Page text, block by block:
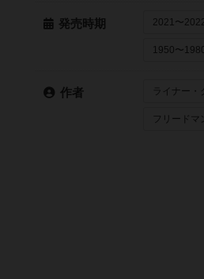
発売時期 2021〜
1950〜
作者 ライナー
フリードマ